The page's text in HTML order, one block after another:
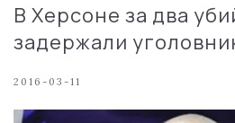
В Херсоне за два
задержали
2016-03-11